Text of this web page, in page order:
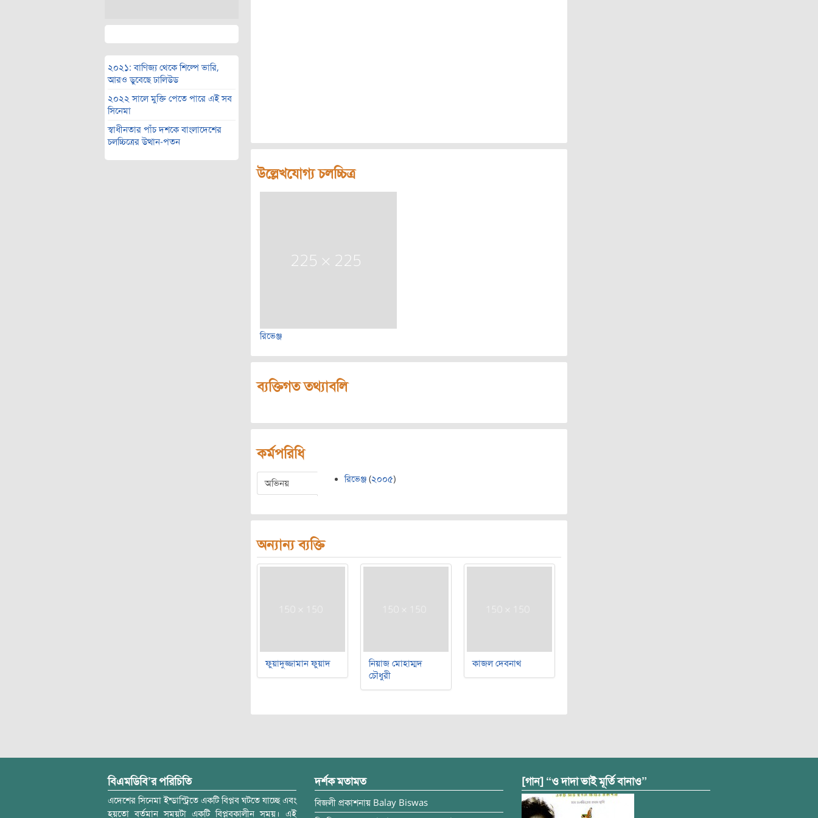
২০২১: বাণিজ্য থেকে শিল্পে ভারি,
আরও ডুবেছে ঢালিউড
২০২২ সালে মুক্তি পেতে পারে এই সব
সিনেমা
স্বাধীনতার পাঁচ দশকে বাংলাদেশের
চলচ্চিত্রের উত্থান-পতন
উল্লেখযোগ্য চলচ্চিত্র
রিভেঞ্জ
ব্যক্তিগত তথ্যাবলি
কর্মপরিধি
অভিনয় রিভেঞ্জ (২০০৫)
অন্যান্য ব্যক্তি
ফুয়াদুজ্জামান ফুয়াদ
নিয়াজ মোহাম্মদ
চৌধুরী
কাজল দেবনাথ
বিএমডিবি’র পরিচিতি
এদেশের সিনেমা ইন্ডাস্ট্রিতে একটি বিপ্লব ঘটতে যাচ্ছে এবং
হয়তো বর্তমান সময়টা একটি বিপ্লবকালীন সময়। এই
দর্শক মতামত
বিজলী প্রকাশনায় Balay Biswas
[গান] “ও দাদা ভাই মূর্তি বানাও”